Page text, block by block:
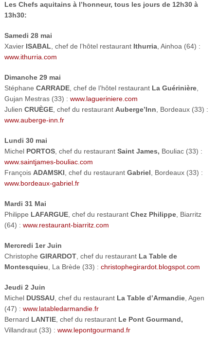
Les Chefs aquitains à l’honneur, tous les jours de 12h30 à
13h30:
Samedi 28 mai
Xavier ISABAL , chef de l’hôtel restaurant Ithurria, Ainhoa (64) :
www.ithurria.com
Dimanche 29 mai
Stéphane CARRADE, chef de l’hôtel restaurant La Guérinière,
Gujan Mestras (33) : www.lagueriniere.com
Julien CRUÈGE, chef du restaurant Auberge’Inn , Bordeaux (33) :
www.auberge-inn.fr
Lundi 30 mai
Michel PORTOS, chef du restaurant Saint James, Bouliac (33) :
www.saintjames-bouliac.com
François ADAMSKI , chef du restaurant Gabriel , Bordeaux (33) :
www.bordeaux-gabriel.fr
Mardi 31 Mai
Philippe LAFARGUE, chef du restaurant Chez Philippe, Biarritz
(64) : www.restaurant-biarritz.com
Mercredi 1er Juin
Christophe GIRARDOT, chef du restaurant La Table de
Montesquieu , La Brède (33) : christophegirardot.blogspot.com
Jeudi 2 Juin
Michel DUSSAU, chef du restaurant La Table d’Armandie, Agen
(47) : www.latabledarmandie.fr
Bernard LANTIE, chef du restaurant Le Pont Gourmand,
Villandraut (33) : www.lepontgourmand.fr